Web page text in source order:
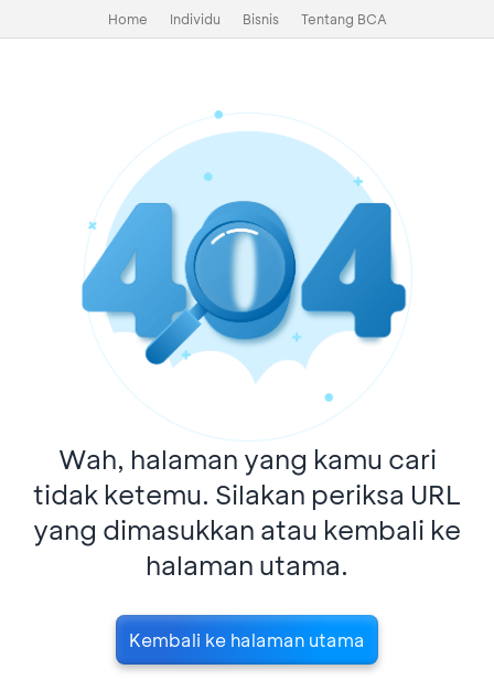
Home Individu Bisnis Tentang BCA
Wah, halaman yang kamu cari
tidak ketemu. Silakan periksa URL
yang dimasukkan atau kembali ke
halaman utama.
Kembali ke halaman utama